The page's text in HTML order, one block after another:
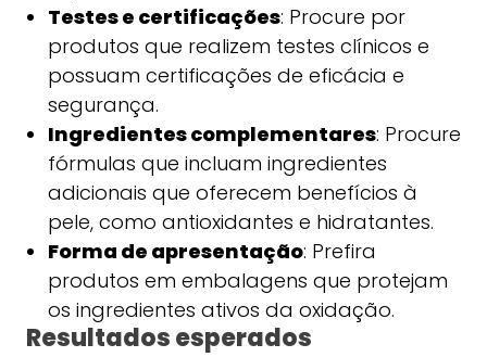
Testes e certificações: Procure por
produtos que realizem testes clínicos e
possuam certificações de eficácia e
segurança.
Ingredientes complementares: Procure
fórmulas que incluam ingredientes
adicionais que oferecem benefícios à
pele, como antioxidantes e hidratantes.
Forma de apresentação: Prefira
produtos em embalagens que protejam
os ingredientes ativos da oxidação.
Resultados esperados